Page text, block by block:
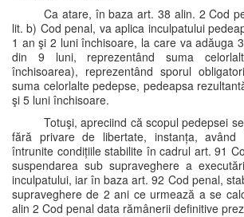
Ca atare, în baza art. 38 alin. 2 Cod
lit. b) Cod penal, va aplica inculpatului
1 an şi 2 luni închisoare, la care va adăuga
din 9 luni, reprezentând suma
închisoarea), reprezentând sporul
suma celorlalte pedepse, pedeapsa
şi 5 luni închisoare.
Totuşi, apreciind că scopul pedepsei
fără privare de libertate, instanța,
întrunite condițiile stabilite în cadrul art. 91
suspendarea sub supraveghere a
inculpatului, iar în baza art. 92 Cod penal,
supraveghere de 2 ani ce urmează a se
alin 2 Cod penal data rămânerii definitive